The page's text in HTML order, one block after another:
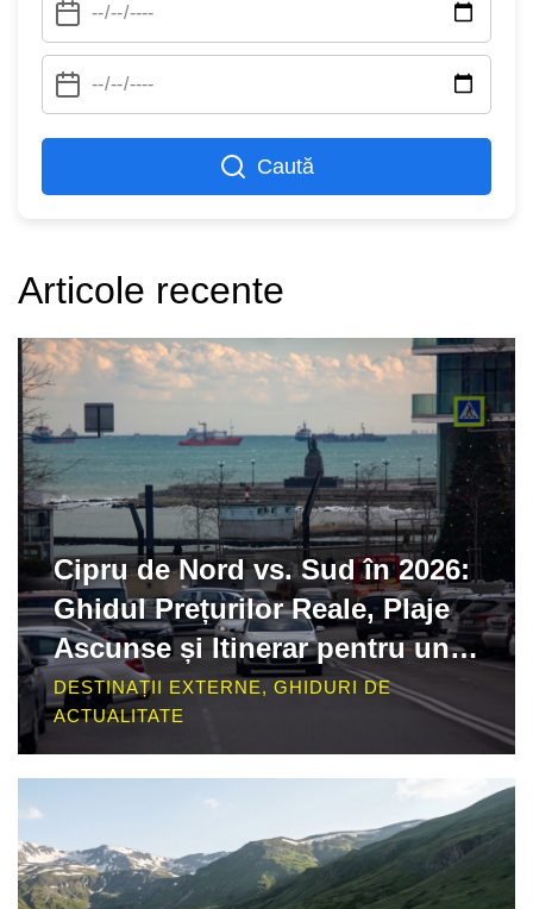
Caută
Articole recente
Cipru de Nord vs. Sud în 2026:
Ghidul Prețurilor Reale, Plaje
Ascunse și Itinerar pentru un
Buget Inteligent
DESTINAȚII EXTERNE, GHIDURI DE
ACTUALITATE